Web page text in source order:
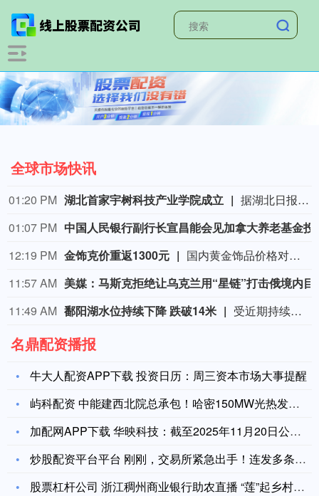
全球市场快讯
01:20 PM 湖北首家宇树科技产业学院成立
据湖北日报，8月7日，湖北省首家宇树科技产业学院在长江工程职业技术学院成立。据悉，“宇树科技产业学院”由宇树科技股份有限公司与长江工程职业技术学院共建，实行“企业专家任院长、校内教授任执行副院长”双院长制管理架构，聚焦机器人调试、运维、技术支持等市场紧缺岗位，精准培育紧缺人才。
01:07 PM
12:19 PM 金饰克价重返1300元
国内黄金饰品价格对比显示，国内多家品牌足金饰品价格重返1300元，其中周生生足金饰品报1315元/克，周大福报价1308元/克，老庙黄金报价1310元/克。
11:57 AM
11:49 AM 鄱阳湖水位持续下降 跌破14米 受近期持续高温天气影响，我国最大淡水湖鄱阳湖水位快速下降。截至8月8日8时，鄱阳湖标志性水文站星子站水位下降至13.97米，较昨日下降0.13米，鄱阳湖湖口站水位下降至13.84米，湖区两岸退水痕迹明显。（央视新闻）
名鼎配资播报
牛大人配资APP下载 投资日历：周三资本市场大事提醒
屿科配资 中能建西北院总承包！哈密150MW光热发电项目汽包
加配网APP下载 华映科技：截至2025年11月20日公司股
炒股配资平台平台 刚刚，交易所紧急出手！连发多条公告！
股票杠杆公司 浙江稠州商业银行助农直播 “莲”起乡村共富路